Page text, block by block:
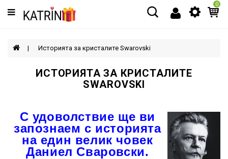
Категории
МЪЖЕ
АКСЕСОАРИ
0
Историята за кристалите Swarovski
ИСТОРИЯТА ЗА КРИСТАЛИТЕ
SWAROVSKI
С удоволствие ще ви
запознаем с историята
на един велик човек
Даниел Сваровски.